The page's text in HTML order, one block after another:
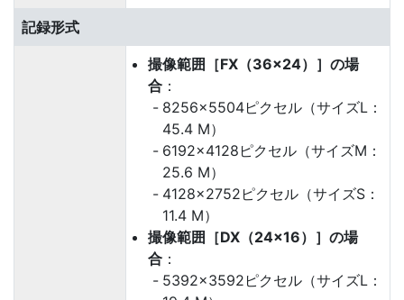
記録形式
撮像範囲［FX（36×24）］の場
合 ：
8256×5504ピクセル（サイズL：
45.4 M）
6192×4128ピクセル（サイズM：
25.6 M）
4128×2752ピクセル（サイズS：
11.4 M）
撮像範囲［DX（24×16）］の場
合 ：
5392×3592ピクセル（サイズL：